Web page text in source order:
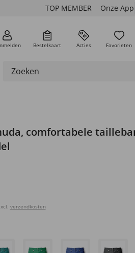
TOP MEMBER Onze App
Bestelkaart Acties Favorieten
comfortabele
verzendkosten